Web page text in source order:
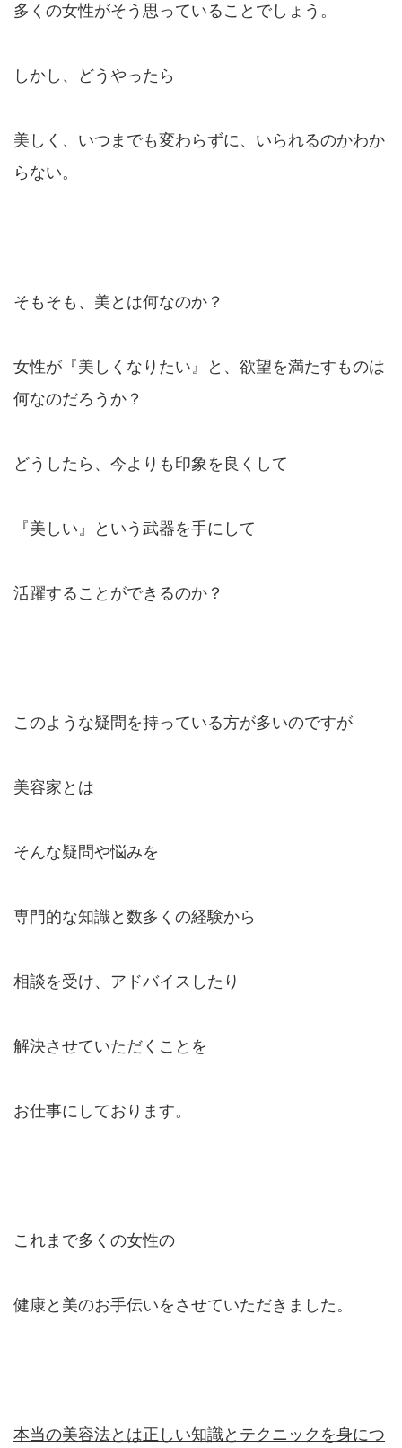
多くの女性がそう思っていることでしょう。
しかし、どうやったら
美しく、いつまでも変わらずに、いられるのかわか
らない。
そもそも、美とは何なのか？
女性が『美しくなりたい』と、欲望を満たすものは
何なのだろうか？
どうしたら、今よりも印象を良くして
『美しい』という武器を手にして
活躍することができるのか？
このような疑問を持っている方が多いのですが
美容家とは
そんな疑問や悩みを
専門的な知識と数多くの経験から
相談を受け、アドバイスしたり
解決させていただくことを
お仕事にしております。
これまで多くの女性の
健康と美のお手伝いをさせていただきました。
本当の美容法とは正しい知識とテクニックを身につ